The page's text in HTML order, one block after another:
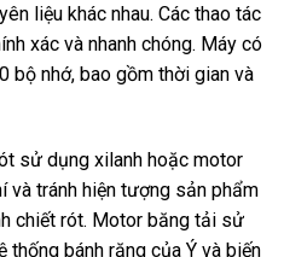
liệu khác nhau. Các thao tác
xác và nhanh chóng. Máy có
bộ nhớ, bao gồm thời gian và
sử dụng xilanh hoặc motor
và tránh hiện tượng sản phẩm
chiết rót. Motor băng tải sử
thống bánh răng của Ý và biến